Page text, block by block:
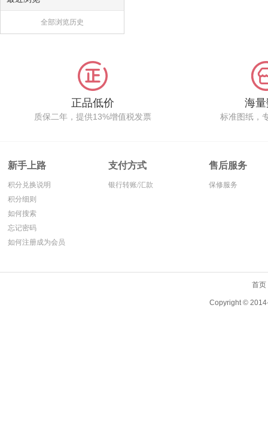
全部浏览历史
正品低价
质保二年，提供13%增值税发票
海
标准图纸，
新手上路
积分兑换说明
积分细则
如何搜索
忘记密码
如何注册成为会员
支付方式
银行转账/汇款
售后服务
保修服务
首页
Copyright ©